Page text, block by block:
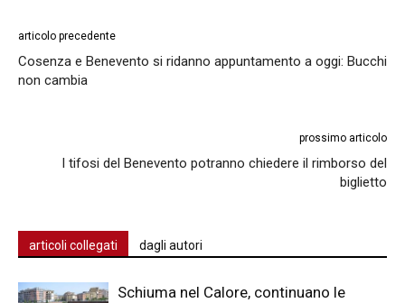
articolo precedente
Cosenza e Benevento si ridanno appuntamento a oggi: Bucchi
non cambia
prossimo articolo
I tifosi del Benevento potranno chiedere il rimborso del
biglietto
articoli collegati dagli autori
Schiuma nel Calore, continuano le